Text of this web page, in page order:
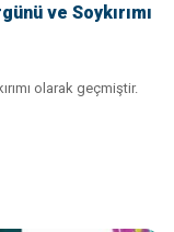
ve Soykırımı
olarak geçmiştir.